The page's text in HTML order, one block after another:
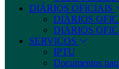
DIÁRIOS OFICIAIS
DIÁRIOS
DIÁRIOS
SERVIÇOS
IPTU
Documentos